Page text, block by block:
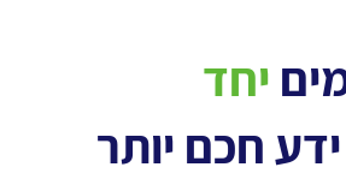
יחד
ידע חכם יותר